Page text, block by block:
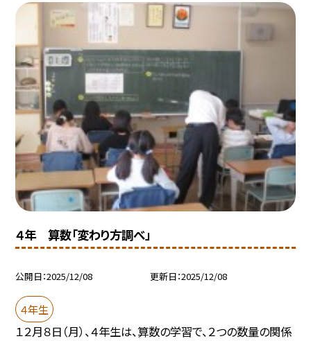
４年 算数「変わり方調べ」
公開日 2025/12/08 更新日 2025/12/08
４年生
１２月８日（月）、４年生は、算数の学習で、２つの数量の関係